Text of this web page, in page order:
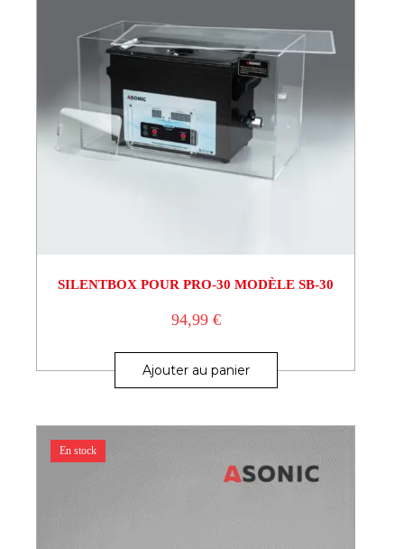
SILENTBOX POUR PRO-30 MODÈLE SB-30
94,99 €
Ajouter au panier
En stock